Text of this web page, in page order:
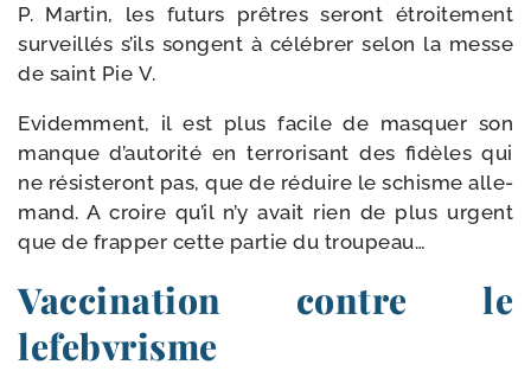
P. Martin, les futurs prêtres seront étroi­te­ment
sur­veillés s’ils songent à célé­brer selon la messe
de saint Pie V.
Evidemment, il est plus facile de mas­quer son
manque d’au­to­ri­té en ter­ro­ri­sant des fidèles qui
ne résis­te­ront pas, que de réduire le schisme alle­
mand. A croire qu’il n’y avait rien de plus urgent
que de frap­per cette par­tie du troupeau…
Vaccination contre le
lefebvrisme